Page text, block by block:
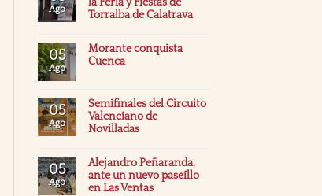
Ago
la Feria y Fiestas de
Torralba de Calatrava
05
Ago
Morante conquista
Cuenca
05
Ago
Semifinales del Circuito
Valenciano de
Novilladas
05
Ago
Alejandro Peñaranda,
ante un nuevo paseíllo
en Las Ventas